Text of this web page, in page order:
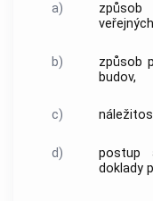
a)
b)
způsob
budov,
c)
d)
postup
doklady